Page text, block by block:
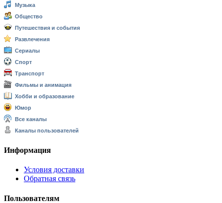
Музыка
Общество
Путешествия и события
Развлечения
Сериалы
Спорт
Транспорт
Фильмы и анимация
Хобби и образование
Юмор
Все каналы
Каналы пользователей
Информация
Условия доставки
Обратная связь
Пользователям